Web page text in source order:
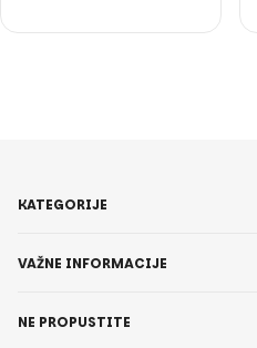
KATEGORIJE
VAŽNE INFORMACIJE
NE PROPUSTITE